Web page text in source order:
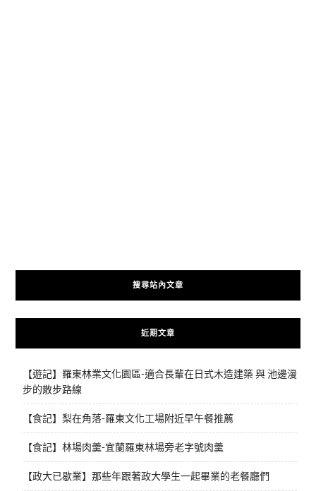
搜尋站內文章
近期文章
【遊記】羅東林業文化園區-適合長輩在日式木造建築 與 池邊漫
步的散步路線
【食記】梨在角落-羅東文化工場附近早午餐推薦
【食記】林場肉羹-宜蘭羅東林場旁老字號肉羹
【政大已歇業】那些年跟著政大學生一起畢業的老餐廳們